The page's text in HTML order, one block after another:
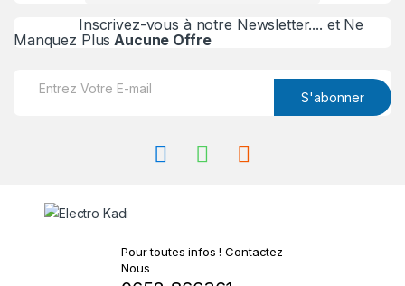
Inscrivez-vous à notre Newsletter.... et Ne
Manquez Plus Aucune Offre
S'abonner
Pour toutes infos ! Contactez
Nous